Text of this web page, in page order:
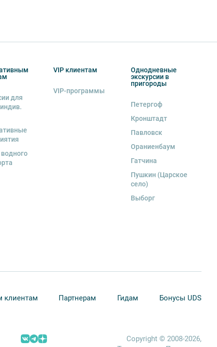
для
VIP клиентам
VIP-программы
Однодневные
экскурсии в
пригороды
Петергоф
Кронштадт
Павловск
Ораниенбаум
Гатчина
Пушкин (Царское
село)
Выборг
клиентам Партнерам Гидам Бонусы UDS
Copyright © 2008-2026,